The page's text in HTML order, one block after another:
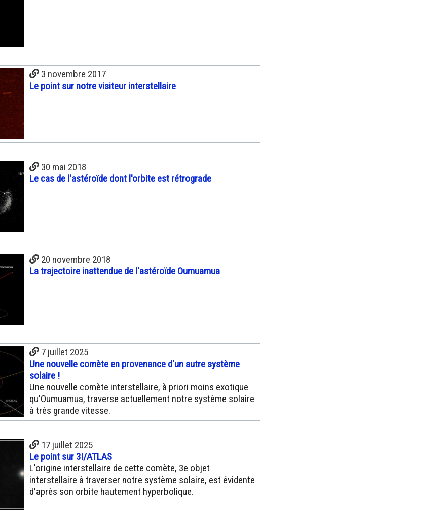
3 novembre 2017
Le point sur notre visiteur interstellaire
30 mai 2018
Le cas de l'astéroïde dont l'orbite est rétrograde
20 novembre 2018
La trajectoire inattendue de l'astéroïde Oumuamua
7 juillet 2025
Une nouvelle comète en provenance d'un autre système
solaire !
Une nouvelle comète interstellaire, à priori moins exotique
qu'Oumuamua, traverse actuellement notre système solaire
à très grande vitesse.
17 juillet 2025
Le point sur 3I/ATLAS
L'origine interstellaire de cette comète, 3e objet
interstellaire à traverser notre système solaire, est évidente
d'après son orbite hautement hyperbolique.